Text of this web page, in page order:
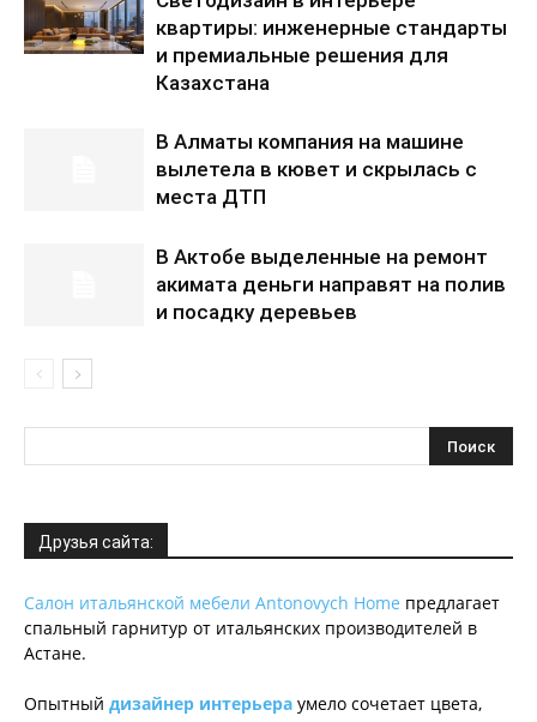
квартиры: инженерные стандарты
и премиальные решения для
Казахстана
В Алматы компания на машине
вылетела в кювет и скрылась с
места ДТП
В Актобе выделенные на ремонт
акимата деньги направят на полив
и посадку деревьев
Друзья сайта:
Салон итальянской мебели Antonovych Home предлагает
спальный гарнитур от итальянских производителей в
Астане.
Опытный дизайнер интерьера умело сочетает цвета,